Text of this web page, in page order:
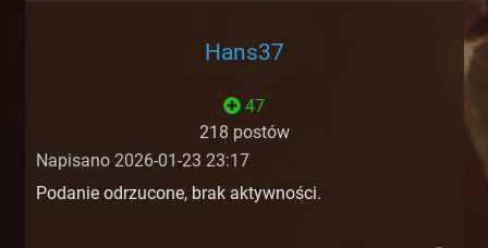
Hans37
47
218 postów
Napisano 2026-01-23 23:17
Podanie odrzucone, brak aktywności.